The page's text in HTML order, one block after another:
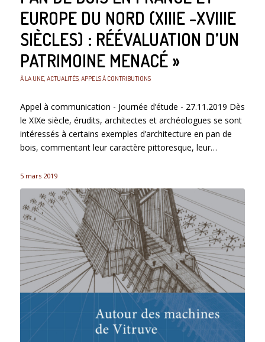
EUROPE DU NORD (XIIIE -XVIIIE
SIÈCLES) : RÉÉVALUATION D’UN
PATRIMOINE MENACÉ »
À LA UNE, ACTUALITÉS, APPELS À CONTRIBUTIONS
Appel à communication - Journée d’étude - 27.11.2019 Dès
le XIXe siècle, érudits, architectes et archéologues se sont
intéressés à certains exemples d’architecture en pan de
bois, commentant leur caractère pittoresque, leur…
5 mars 2019